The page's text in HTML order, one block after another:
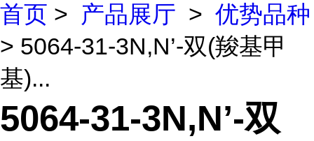
首页 > 产品展厅 > 优势品种
> 5064-31-3N,N’-双(羧基甲
基)...
5064-31-3N,N’-双